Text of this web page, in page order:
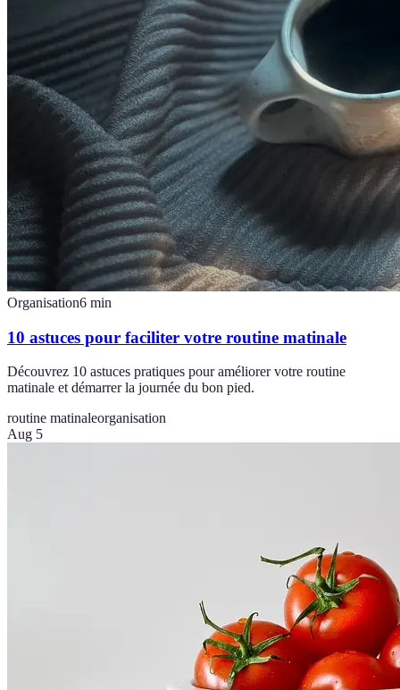
Organisation6 min
10 astuces pour faciliter votre routine matinale
Découvrez 10 astuces pratiques pour améliorer votre routine
matinale et démarrer la journée du bon pied.
routine matinaleorganisation
Aug 5